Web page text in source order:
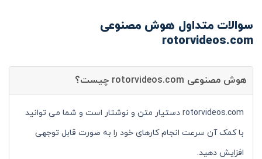
سوالات متداول هوش مصنوعی
rotorvideos.com
هوش مصنوعی rotorvideos.com چیست؟
rotorvideos.com دستیار متن و نوشتار است و شما می توانید
با کمک آن سرعت انجام کارهای خود را به صورت قابل توجهی
افزایش دهید.